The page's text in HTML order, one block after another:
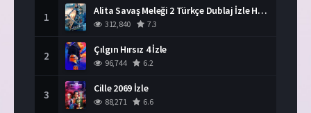
1 Alita Savaş Meleği 2 Türkçe Dublaj İzle HD Film
312,840 7.3
2 Çılgın Hırsız 4 İzle
96,744 6.2
3 Cille 2069 İzle
88,271 6.6